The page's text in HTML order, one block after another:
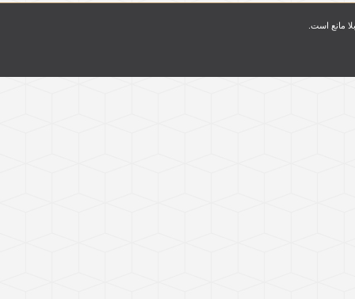
مانع است.